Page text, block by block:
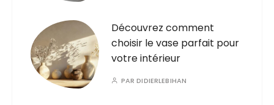
Découvrez comment
choisir le vase parfait pour
votre intérieur
PARDIDIERLEBIHAN